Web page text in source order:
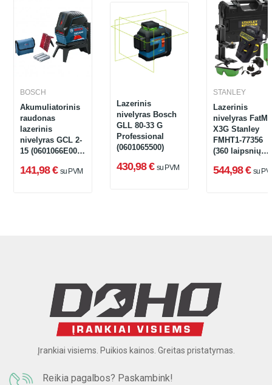
BOSCH
Akumuliatorinis
raudonas
lazerinis
nivelyras GCL 2-
15 (0601066E00),
141,98 € su PVM
Lazerinis
nivelyras Bosch
GLL 80-33 G
Professional
(0601065500)
430,98 € su PVM
STANLEY
Lazerinis
nivelyras
X3G Stanley
FMHT1-77356
(360 laipsnių
544,98 € su
Įrankiai visiems. Puikios kainos. Greitas pristatymas.
Reikia pagalbos? Paskambink!